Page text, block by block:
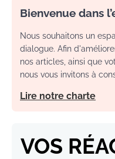
Bienvenue dans
Nous souhaitons un
dialogue. Afin
nos articles, ainsi que
nous vous invitons à
Lire notre charte
VOS